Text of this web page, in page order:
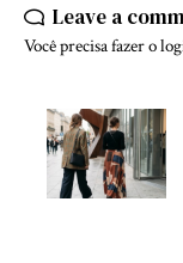
Leave a
Você precisa fazer o